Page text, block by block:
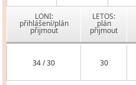
LONI:
přihlášení/plán
přijmout
LETOS:
plán
přijmout
34 / 30 30